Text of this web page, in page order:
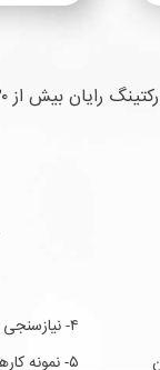
۴- نیازسنجی و تحلیل سایت قبل از شروع کار
۵- نمونه کارهای متفاوت و بین المللی